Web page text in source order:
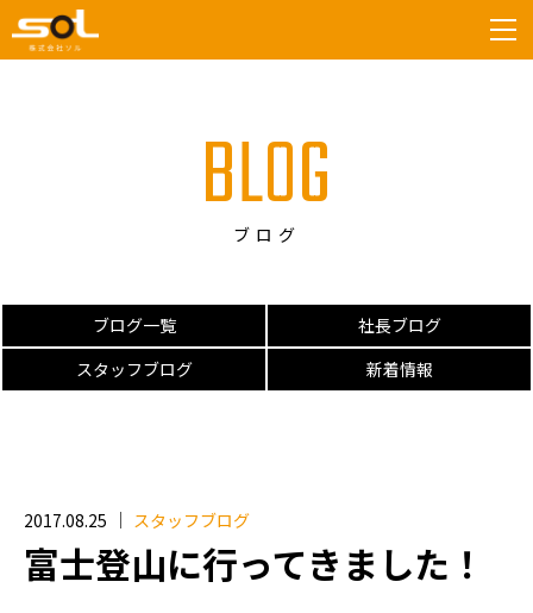
BLOG
ブログ
ブログ一覧
社長ブログ
スタッフブログ
新着情報
2017.08.25 スタッフブログ
富士登山に行ってきました！